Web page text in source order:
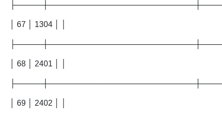
│ 67 │ 1304 │ │
│ 68 │ 2401 │ │
│ 69 │ 2402 │ │